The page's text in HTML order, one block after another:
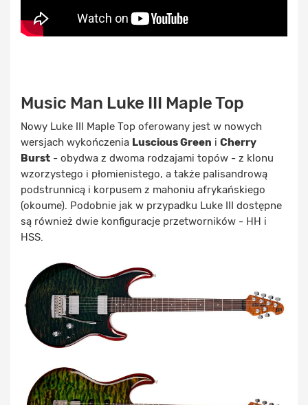
Music Man Luke III Maple Top
Nowy Luke III Maple Top oferowany jest w nowych
wersjach wykończenia Luscious Green i Cherry
Burst - obydwa z dwoma rodzajami topów - z klonu
wzorzystego i płomienistego, a także palisandrową
podstrunnicą i korpusem z mahoniu afrykańskiego
(okoume). Podobnie jak w przypadku Luke III dostępne
są również dwie konfiguracje przetworników - HH i
HSS.